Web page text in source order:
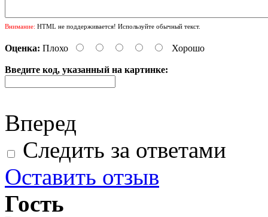
Внимание: HTML не поддерживается! Используйте обычный текст.
Оценка: Плохо Хорошо
Введите код, указанный на картинке:
Вперед
Следить за ответами
Оставить отзыв
Гость